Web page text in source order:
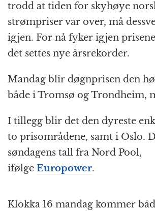
trodd at tiden for skyhøye
strømpriser var over, må
igjen. For nå fyker igjen
det settes nye årsrekorder.
Mandag blir døgnprisen den
både i Tromsø og Trondheim,
I tillegg blir det den dyreste
to prisområdene, samt i Oslo.
søndagens tall fra Nord Pool,
ifølge Europower.
Klokka 16 mandag kommer